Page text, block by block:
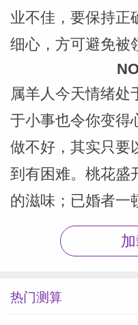
业不佳，要保持正
细心，方可避免被
属羊人今天情绪处
于小事也令你变得
做不好，其实只要
到有困难。桃花盛
的滋味；已婚者一
都能激起彼此心中
损失，因为贪心，
热门测算